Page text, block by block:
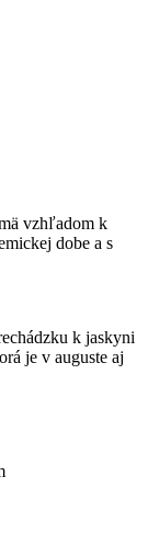
vzhľadom k
dobe a s
k jaskyni
je v auguste aj